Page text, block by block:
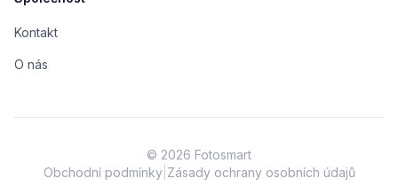
Kontakt
O nás
© 2026 Fotosmart
Obchodní podmínky| Zásady ochrany osobních údajů